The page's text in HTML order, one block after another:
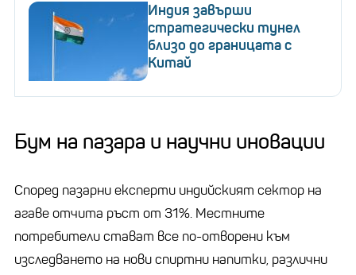
Индия завърши
стратегически тунел
близо до границата с
Китай
Бум на пазара и научни иновации
Според пазарни експерти индийският сектор на
агаве отчита ръст от 31%. Местните
потребители стават все по-отворени към
изследването на нови спиртни напитки, различни